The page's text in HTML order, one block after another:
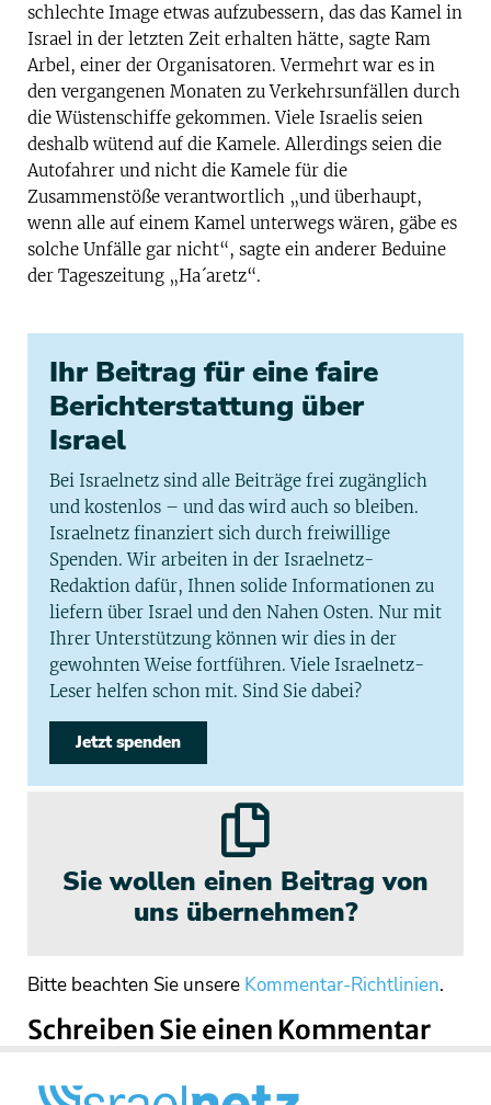
schlechte Image etwas aufzubessern, das das Kamel in
Israel in der letzten Zeit erhalten hätte, sagte Ram
Arbel, einer der Organisatoren. Vermehrt war es in
den vergangenen Monaten zu Verkehrsunfällen durch
die Wüstenschiffe gekommen. Viele Israelis seien
deshalb wütend auf die Kamele. Allerdings seien die
Autofahrer und nicht die Kamele für die
Zusammenstöße verantwortlich „und überhaupt,
wenn alle auf einem Kamel unterwegs wären, gäbe es
solche Unfälle gar nicht“, sagte ein anderer Beduine
der Tageszeitung „Ha´aretz“.
Ihr Beitrag für eine faire
Berichterstattung über
Israel
Bei Israelnetz sind alle Beiträge frei zugänglich
und kostenlos – und das wird auch so bleiben.
Israelnetz finanziert sich durch freiwillige
Spenden. Wir arbeiten in der Israelnetz-
Redaktion dafür, Ihnen solide Informationen zu
liefern über Israel und den Nahen Osten. Nur mit
Ihrer Unterstützung können wir dies in der
gewohnten Weise fortführen. Viele Israelnetz-
Leser helfen schon mit. Sind Sie dabei?
Jetzt spenden
Sie wollen einen Beitrag von
uns übernehmen?
Bitte beachten Sie unsere Kommentar-Richtlinien.
Schreiben Sie einen Kommentar